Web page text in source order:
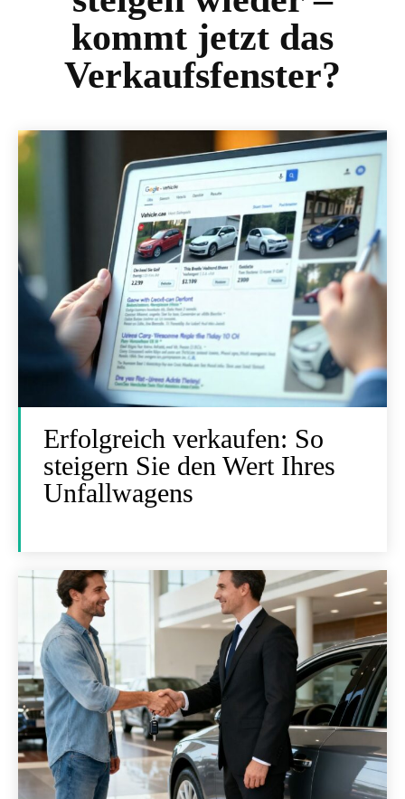
kommt jetzt das
Verkaufsfenster?
Erfolgreich verkaufen: So
steigern Sie den Wert Ihres
Unfallwagens